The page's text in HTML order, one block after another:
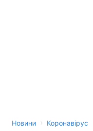
Новини › Коронавірус